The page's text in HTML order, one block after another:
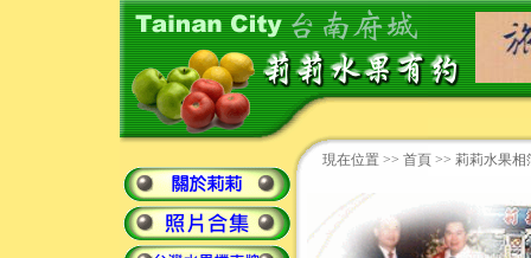
現在位置 >> 首頁 >> 莉莉水果相